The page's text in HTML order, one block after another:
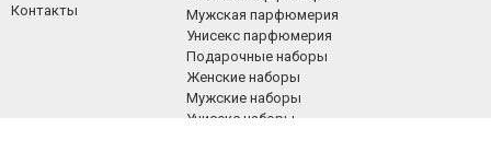
Контакты
Мужская парфюмерия
Унисекс парфюмерия
Подарочные наборы
Женские наборы
Мужские наборы
Унисекс наборы